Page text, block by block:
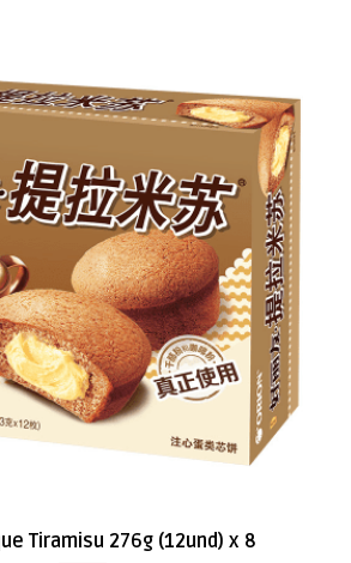
Tiramisu 276g (12und) x 8